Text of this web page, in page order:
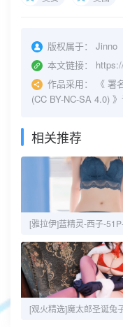
版权属于：
Jinno
本文链接：
作品采用：
《 署
(CC BY-NC-SA 4.0)
相关推荐